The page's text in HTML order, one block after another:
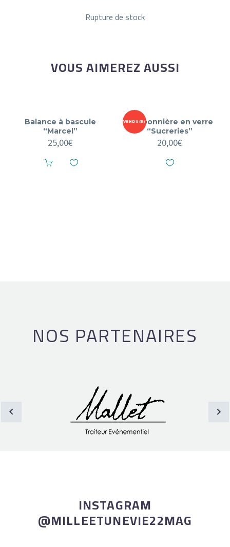
Rupture de stock
VOUS AIMEREZ AUSSI
Balance à bascule
“Marcel”
25,00€
VENDU(E)
Bonbonnière en verre
“Sucreries”
20,00€
NOS PARTENAIRES
INSTAGRAM
@MILLEETUNEVIE22MAG